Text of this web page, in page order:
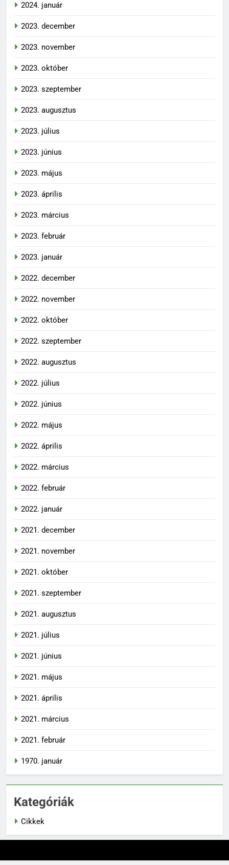
2024. január
2023. december
2023. november
2023. október
2023. szeptember
2023. augusztus
2023. július
2023. június
2023. május
2023. április
2023. március
2023. február
2023. január
2022. december
2022. november
2022. október
2022. szeptember
2022. augusztus
2022. július
2022. június
2022. május
2022. április
2022. március
2022. február
2022. január
2021. december
2021. november
2021. október
2021. szeptember
2021. augusztus
2021. július
2021. június
2021. május
2021. április
2021. március
2021. február
1970. január
Kategóriák
Cikkek